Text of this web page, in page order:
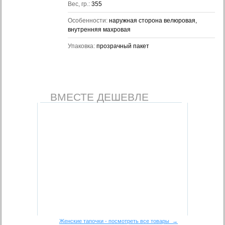
Вес, гр.: 355
Особенности: наружная сторона велюровая,
внутренняя махровая
Упаковка: прозрачный пакет
ВМЕСТЕ ДЕШЕВЛЕ
Женские тапочки - посмотреть все товары →